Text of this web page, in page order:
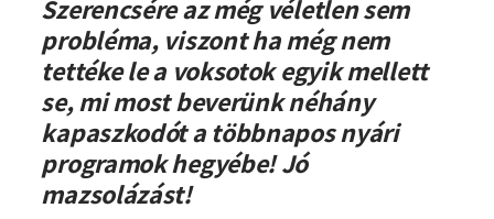
Szerencsére az még véletlen sem
probléma, viszont ha még nem
tettéke le a voksotok egyik mellett
se, mi most beverünk néhány
kapaszkodót a többnapos nyári
programok hegyébe! Jó
mazsolázást!